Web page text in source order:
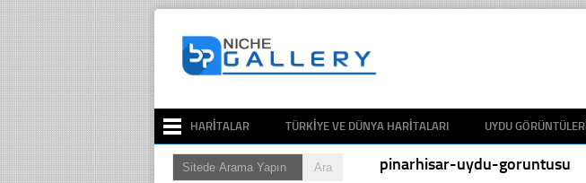
HARITALAR TÜRKIYE VE DÜNYA HARITALARI UYDU GÖRÜNTÜLERI
pinarhisar-uydu-goruntusu